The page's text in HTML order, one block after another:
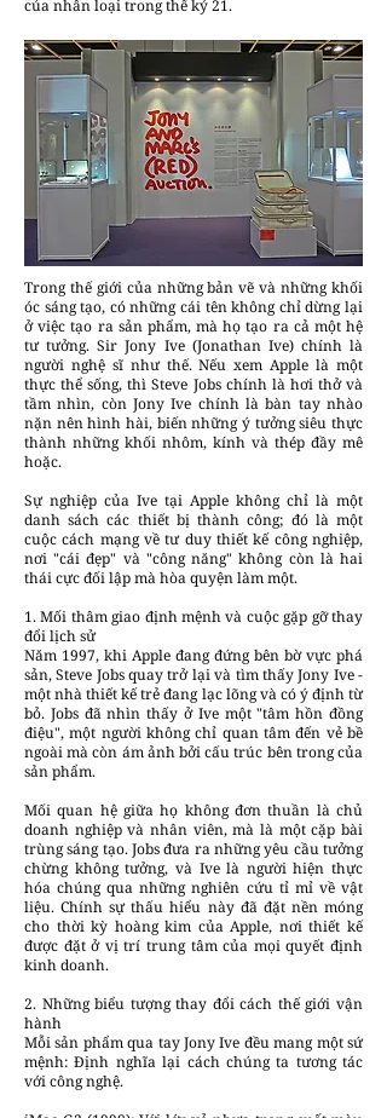
của nhân loại trong thế kỷ 21.
Trong thế giới của những bản vẽ và những khối
óc sáng tạo, có những cái tên không chỉ dừng lại
ở việc tạo ra sản phẩm, mà họ tạo ra cả một hệ
tư tưởng. Sir Jony Ive (Jonathan Ive) chính là
người nghệ sĩ như thế. Nếu xem Apple là một
thực thể sống, thì Steve Jobs chính là hơi thở và
tầm nhìn, còn Jony Ive chính là bàn tay nhào
nặn nên hình hài, biến những ý tưởng siêu thực
thành những khối nhôm, kính và thép đầy mê
hoặc.
Sự nghiệp của Ive tại Apple không chỉ là một
danh sách các thiết bị thành công; đó là một
cuộc cách mạng về tư duy thiết kế công nghiệp,
nơi "cái đẹp" và "công năng" không còn là hai
thái cực đối lập mà hòa quyện làm một.
1. Mối thâm giao định mệnh và cuộc gặp gỡ thay
đổi lịch sử
Năm 1997, khi Apple đang đứng bên bờ vực phá
sản, Steve Jobs quay trở lại và tìm thấy Jony Ive -
một nhà thiết kế trẻ đang lạc lõng và có ý định từ
bỏ. Jobs đã nhìn thấy ở Ive một "tâm hồn đồng
điệu", một người không chỉ quan tâm đến vẻ bề
ngoài mà còn ám ảnh bởi cấu trúc bên trong của
sản phẩm.
Mối quan hệ giữa họ không đơn thuần là chủ
doanh nghiệp và nhân viên, mà là một cặp bài
trùng sáng tạo. Jobs đưa ra những yêu cầu tưởng
chừng không tưởng, và Ive là người hiện thực
hóa chúng qua những nghiên cứu tỉ mỉ về vật
liệu. Chính sự thấu hiểu này đã đặt nền móng
cho thời kỳ hoàng kim của Apple, nơi thiết kế
được đặt ở vị trí trung tâm của mọi quyết định
kinh doanh.
2. Những biểu tượng thay đổi cách thế giới vận
hành
Mỗi sản phẩm qua tay Jony Ive đều mang một sứ
mệnh: Định nghĩa lại cách chúng ta tương tác
với công nghệ.